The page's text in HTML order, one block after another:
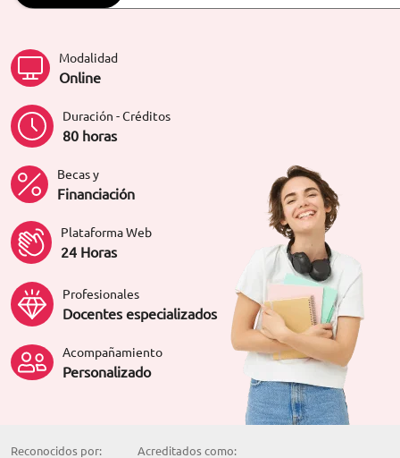
Modalidad
Online
Duración - Créditos
80 horas
Becas y
Financiación
Plataforma Web
24 Horas
Profesionales
Docentes especializados
Acompañamiento
Personalizado
Reconocidos por: Acreditados como: